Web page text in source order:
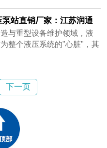
入需求时，普通注脂设备
力不足、操作繁琐或监测缺
足实际工况要求。
泵站直销厂家：江苏润通
业动力解决方案
与重型设备维护领域，液
整个液压系统的"心脏"，其
如何选择一家技术成熟、产
销厂家，成为众多企业采
下一页